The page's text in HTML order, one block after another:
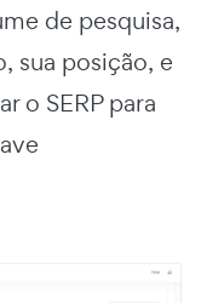
de pesquisa,
sua posição, e
o SERP para